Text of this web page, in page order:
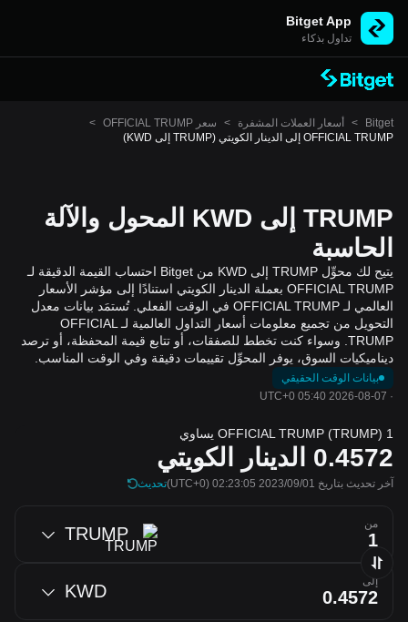
Bitget App
تداول بذكاء
Bitget
> أسعار العملات المشفرة > سعر OFFICIAL TRUMP
>
OFFICIAL TRUMP إلى الدينار الكويتي (TRUMP إلى KWD)
TRUMP إلى KWD المحول والآلة
الحاسبة
يتيح لك محوِّل TRUMP إلى KWD من Bitget احتساب القيمة الدقيقة لـ
OFFICIAL TRUMP بعملة الدينار الكويتي استنادًا إلى مؤشر الأسعار
العالمي لـ OFFICIAL TRUMP في الوقت الفعلي. تُستمَد بيانات معدل
التحويل من تجميع معلومات أسعار التداول العالمية لـ OFFICIAL
TRUMP. وسواء كنت تخطط للصفقات، أو تتابع قيمة المحفظة، أو ترصد
ديناميكيات السوق، يوفر المحوِّل تقييمات دقيقة وفي الوقت المناسب.
بيانات الوقت الحقيقي
·
2026-08-07 05:40 UTC+0
1 OFFICIAL TRUMP (TRUMP) يساوي
0.4572 الدينار الكويتي
آخر تحديث بتاريخ 2023/09/01 02:23:05 (UTC+0) تحديث
من TRUMP
إلى KWD